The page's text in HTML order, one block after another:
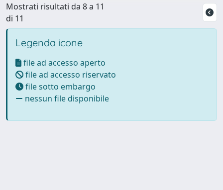
Mostrati risultati da 8 a 11
di 11
Legenda icone
file ad accesso aperto
file ad accesso riservato
file sotto embargo
nessun file disponibile